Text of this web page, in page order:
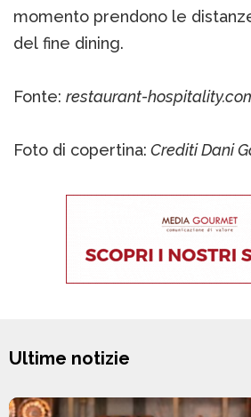
momento prendono le
del fine dining.
Fonte: restaurant-
Foto di copertina: Crediti Dani
Ultime notizie